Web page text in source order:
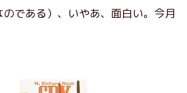
である）、いやあ、面白い。今月